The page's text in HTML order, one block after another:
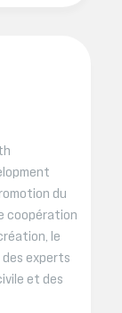
du
coopération
le
des experts
et des